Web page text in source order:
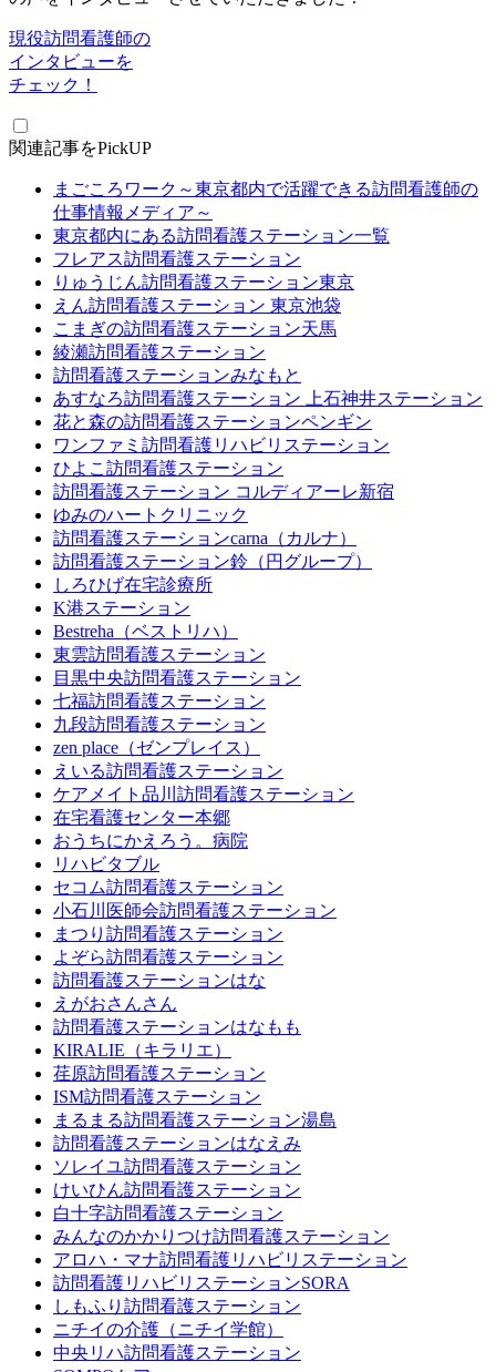
現役訪問看護師の
インタビューを
チェック！
関連記事をPickUP
まごころワーク～東京都内で活躍できる訪問看護師の
仕事情報メディア～
東京都内にある訪問看護ステーション一覧
フレアス訪問看護ステーション
りゅうじん訪問看護ステーション東京
えん訪問看護ステーション 東京池袋
こまぎの訪問看護ステーション天馬
綾瀬訪問看護ステーション
訪問看護ステーションみなもと
あすなろ訪問看護ステーション 上石神井ステーション
花と森の訪問看護ステーションペンギン
ワンファミ訪問看護リハビリステーション
ひよこ訪問看護ステーション
訪問看護ステーション コルディアーレ新宿
ゆみのハートクリニック
訪問看護ステーションcarna（カルナ）
訪問看護ステーション鈴（円グループ）
しろひげ在宅診療所
K港ステーション
Bestreha（ベストリハ）
東雲訪問看護ステーション
目黒中央訪問看護ステーション
七福訪問看護ステーション
九段訪問看護ステーション
zen place（ゼンプレイス）
えいる訪問看護ステーション
ケアメイト品川訪問看護ステーション
在宅看護センター本郷
おうちにかえろう。病院
リハビタブル
セコム訪問看護ステーション
小石川医師会訪問看護ステーション
まつり訪問看護ステーション
よぞら訪問看護ステーション
訪問看護ステーションはな
えがおさんさん
訪問看護ステーションはなもも
KIRALIE（キラリエ）
荏原訪問看護ステーション
ISM訪問看護ステーション
まるまる訪問看護ステーション湯島
訪問看護ステーションはなえみ
ソレイユ訪問看護ステーション
けいひん訪問看護ステーション
白十字訪問看護ステーション
みんなのかかりつけ訪問看護ステーション
アロハ・マナ訪問看護リハビリステーション
訪問看護リハビリステーションSORA
しもふり訪問看護ステーション
ニチイの介護（ニチイ学館）
中央リハ訪問看護ステーション